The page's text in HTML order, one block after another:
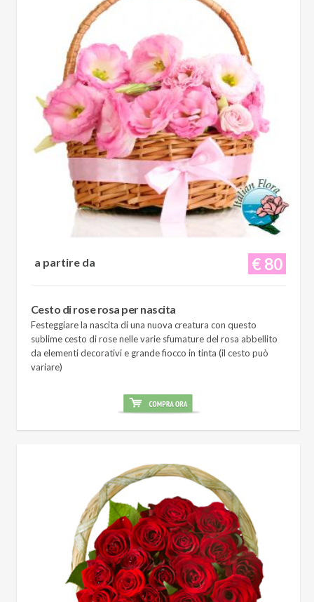
€ 80
a partire da
Cesto di rose rosa per nascita
Festeggiare la nascita di una nuova creatura con questo
sublime cesto di rose nelle varie sfumature del rosa abbellito
da elementi decorativi e grande fiocco in tinta (il cesto può
variare)